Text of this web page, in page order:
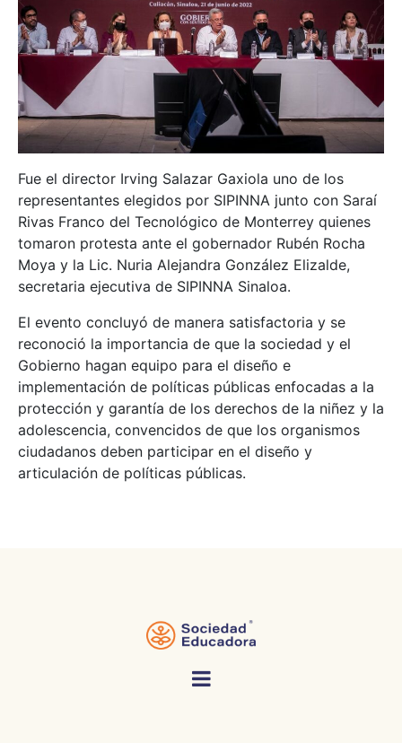
Fue el director Irving Salazar Gaxiola uno de los
representantes elegidos por SIPINNA junto con Saraí
Rivas Franco del Tecnológico de Monterrey quienes
tomaron protesta ante el gobernador Rubén Rocha
Moya y la Lic. Nuria Alejandra González Elizalde,
secretaria ejecutiva de SIPINNA Sinaloa.
El evento concluyó de manera satisfactoria y se
reconoció la importancia de que la sociedad y el
Gobierno hagan equipo para el diseño e
implementación de políticas públicas enfocadas a la
protección y garantía de los derechos de la niñez y la
adolescencia, convencidos de que los organismos
ciudadanos deben participar en el diseño y
articulación de políticas públicas.